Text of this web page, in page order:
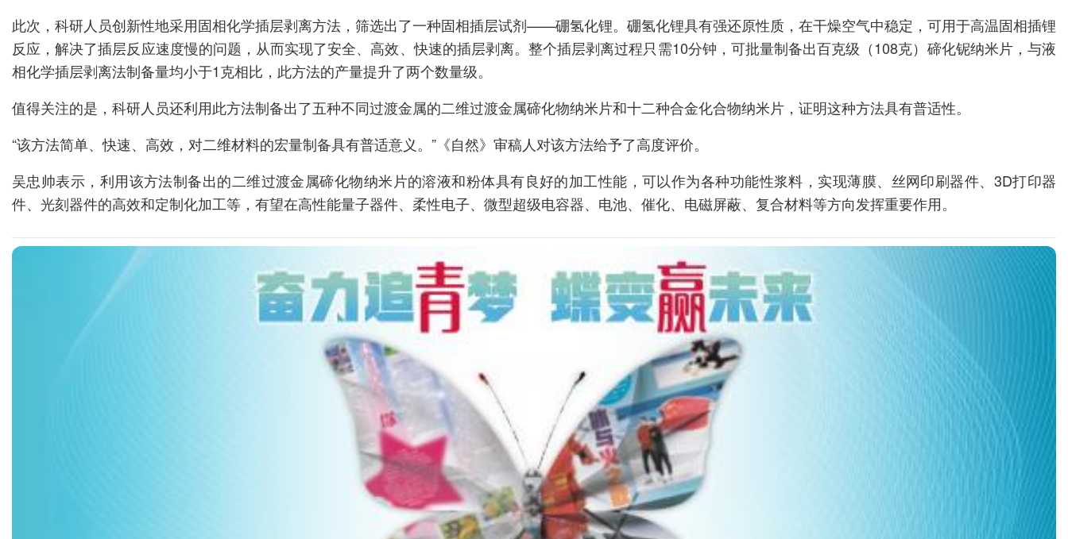
此次，科研人员创新性地采用固相化学插层剥离方法，筛选出了一种固相插层试剂——硼氢化锂。硼氢化锂具有强还原性质，在干燥空气中稳定，可用于高温固相插锂
反应，解决了插层反应速度慢的问题，从而实现了安全、高效、快速的插层剥离。整个插层剥离过程只需10分钟，可批量制备出百克级（108克）碲化铌纳米片，与液
相化学插层剥离法制备量均小于1克相比，此方法的产量提升了两个数量级。
值得关注的是，科研人员还利用此方法制备出了五种不同过渡金属的二维过渡金属碲化物纳米片和十二种合金化合物纳米片，证明这种方法具有普适性。
“该方法简单、快速、高效，对二维材料的宏量制备具有普适意义。”《自然》审稿人对该方法给予了高度评价。
吴忠帅表示，利用该方法制备出的二维过渡金属碲化物纳米片的溶液和粉体具有良好的加工性能，可以作为各种功能性浆料，实现薄膜、丝网印刷器件、3D打印器
件、光刻器件的高效和定制化加工等，有望在高性能量子器件、柔性电子、微型超级电容器、电池、催化、电磁屏蔽、复合材料等方向发挥重要作用。
编辑/ 范辉